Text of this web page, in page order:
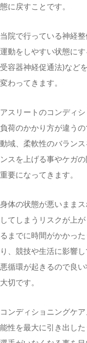
態に戻すことです。
当院で行っている神経整
運動をしやすい状態に
受容器神経促通法)など
変わってきます。
アスリートのコンディ
負荷のかかり方が違う
動域、柔軟性のバラン
ンスを上げる事やケガ
重要になってきます。
身体の状態が悪いまま
してしまうリスクが上
るまでに時間がかかっ
り、競技や生活に影響
悪循環が起きるので良
大切です。
コンディショニングケ
能性を最大に引き出し